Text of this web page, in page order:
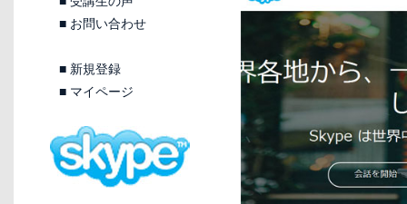
■ お問い合わせ
■ 新規登録
■ マイページ